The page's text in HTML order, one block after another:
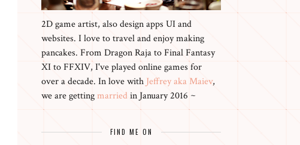
2D game artist, also design apps UI and
websites. I love to travel and enjoy making
pancakes. From Dragon Raja to Final Fantasy
XI to FFXIV, I've played online games for
over a decade. In love with Jeffrey aka Maiev,
we are gettingmarriedin January 2016 ~
FIND ME ON